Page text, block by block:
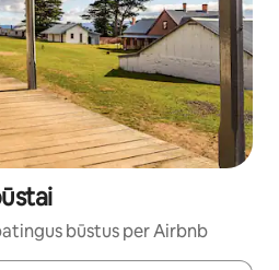
būstus per Airbnb